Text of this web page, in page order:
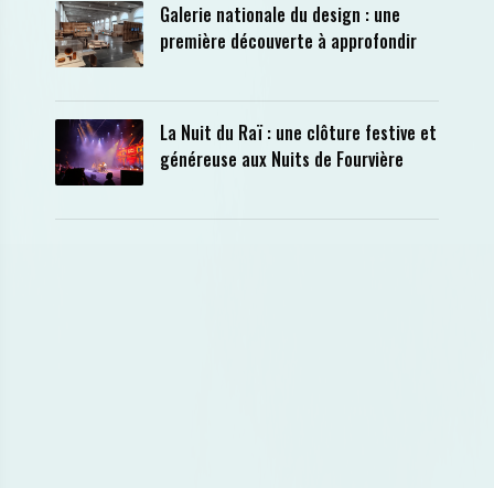
Galerie nationale du design : une
première découverte à approfondir
La Nuit du Raï : une clôture festive et
généreuse aux Nuits de Fourvière